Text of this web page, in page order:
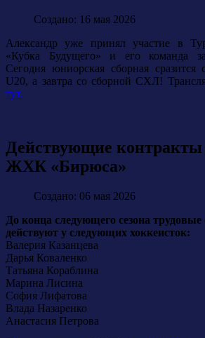
Создано: 16 мая 2026
Александр уже принял участие в
«Кубка Будущего» и его команда
Сегодня юниорская сборная сразится
U20, а завтра со сборной СХЛ!
тут.
Действующие контракты
ЖХК «Бирюса»
Создано: 06 мая 2026
До конца следующего сезона
действуют у следующих хоккеисток:
Валерия Казанцева
Дарья Коваленко
Татьяна Кораблина
Марина Лисина
София Лифатова
Влада Назаренко
Анастасия Петрова